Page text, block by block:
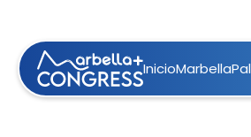
InicioMarbella